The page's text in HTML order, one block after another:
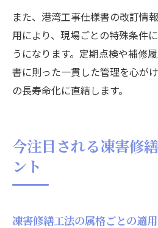
また、港湾工事仕様書の改訂情
用により、現場ごとの特殊条件
うになります。定期点検や補修
書に則った一貫した管理を心が
の長寿命化に直結します。
今注目される凍害修
ント
凍害修繕工法の属格ごとの適